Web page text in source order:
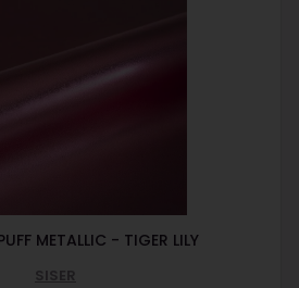
METALLIC - TIGER LILY
SISER